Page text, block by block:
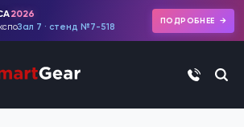
2026
Зал 7 · стенд №7-518
ПОДРОБНЕЕ
+7 (495)